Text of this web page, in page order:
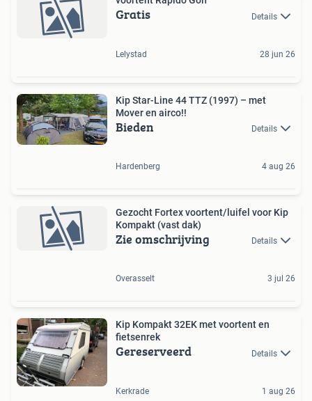
Gratis Details
Lelystad 28 jun 26
Kip Star-Line 44 TTZ (1997) – met
Mover en airco!!
Bieden Details
Hardenberg 4 aug 26
Gezocht Fortex voortent/luifel voor Kip
Kompakt (vast dak)
Zie omschrijving Details
Overasselt 3 jul 26
Kip Kompakt 32EK met voortent en
fietsenrek
Gereserveerd Details
Kerkrade 1 aug 26